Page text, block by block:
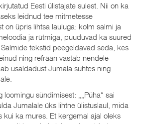
Eesti ülistajate sulest. Nii on ka
leidnud tee mitmetesse
on üpris lihtsa lauluga: kolm salmi ja
ja rütmiga, puuduvad ka suured
tekstid peegeldavad seda, kes
ning refrään vastab nendele
usaldadust Jumala suhtes ning
loomingu sündimisest: „„Püha“ sai
Jumalale üks lihtne ülistuslaul, mida
kui ka mures. Et kergemal ajal oleks